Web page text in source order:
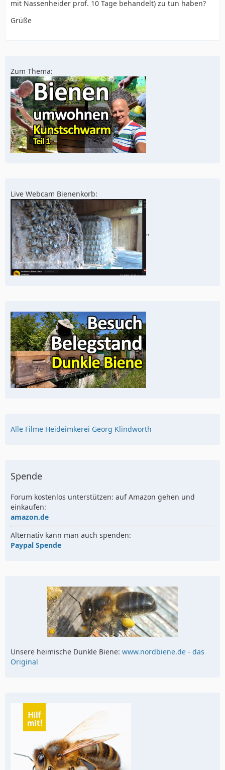
mit Nassenheider prof. 10 Tage behandelt) zu tun haben?
Grüße
Zum Thema:
Live Webcam Bienenkorb:
"
Alle Filme Heideimkerei Georg Klindworth
Spende
Forum kostenlos unterstützen: auf Amazon gehen und
einkaufen:
amazon.de
Alternativ kann man auch spenden:
Paypal Spende
Unsere heimische Dunkle Biene: www.nordbiene.de - das
Original